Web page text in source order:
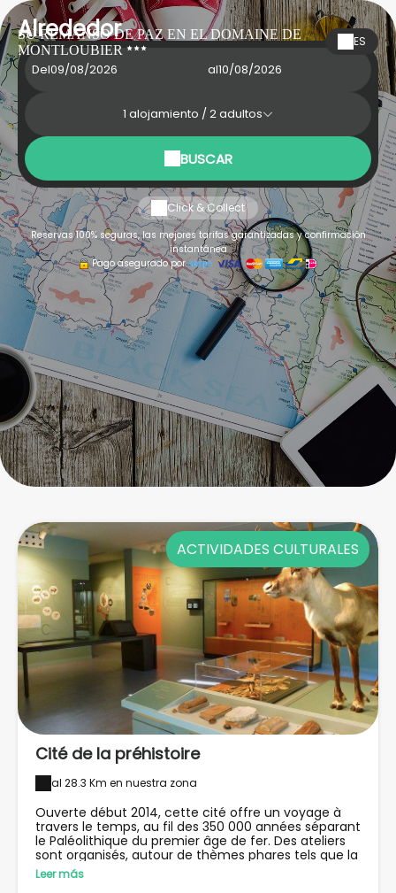
SU REMANSO DE PAZ EN EL DOMAINE DE
MONTLOUBIER
ES
Alrededor
Del al
1 alojamiento /2adultos
BUSCAR
Click & Collect
Reservas 100% seguras, las mejores tarifas garantizadas y confirmación
instantánea
Pago asegurado por
ACTIVIDADES CULTURALES
Cité de la préhistoire
al 28.3 Km en nuestra zona
Ouverte début 2014, cette cité offre un voyage à
travers le temps, au fil des 350 000 années séparant
le Paléolithique du premier âge de fer. Des ateliers
sont organisés, autour de thèmes phares tels que la
naissance du feu, la taille du silex ou encore le tir de
sagaies au propulseur. Pour les passionnés et les
Leer más